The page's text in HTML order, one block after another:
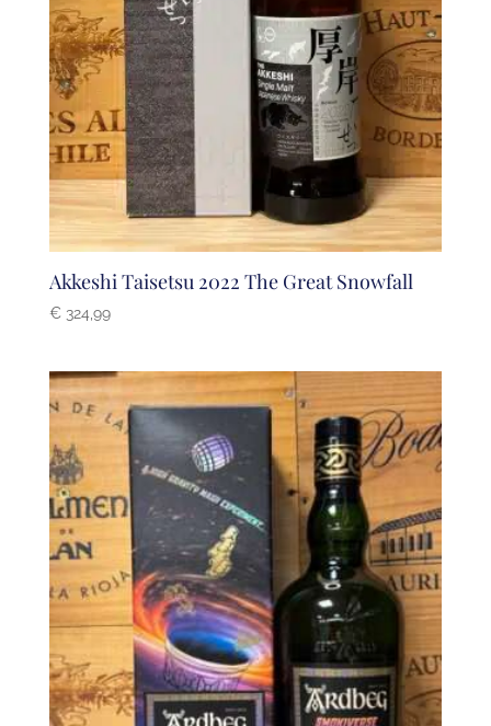
Akkeshi Taisetsu 2022 The Great Snowfall
€324,99